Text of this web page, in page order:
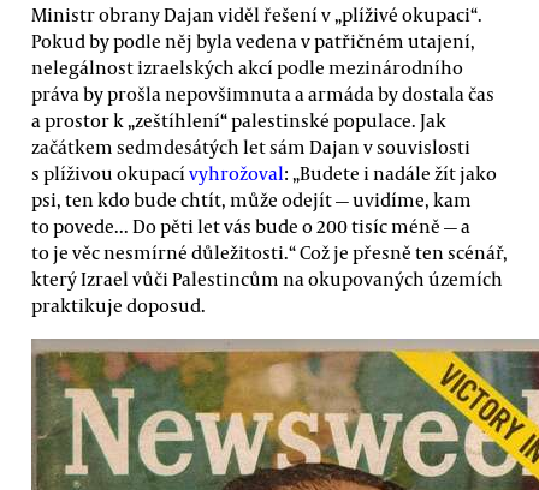
Ministr obrany Dajan viděl řešení v „plíživé okupaci“.
Pokud by podle něj byla vedena v patřičném utajení,
nelegálnost izraelských akcí podle mezinárodního
práva by prošla nepovšimnuta a armáda by dostala čas
a prostor k „zeštíhlení“ palestinské populace. Jak
začátkem sedmdesátých let sám Dajan v souvislosti
s plíživou okupací vyhrožoval: „Budete i nadále žít jako
psi, ten kdo bude chtít, může odejít — uvidíme, kam
to povede... Do pěti let vás bude o 200 tisíc méně — a
to je věc nesmírné důležitosti.“ Což je přesně ten scénář,
který Izrael vůči Palestincům na okupovaných územích
praktikuje doposud.